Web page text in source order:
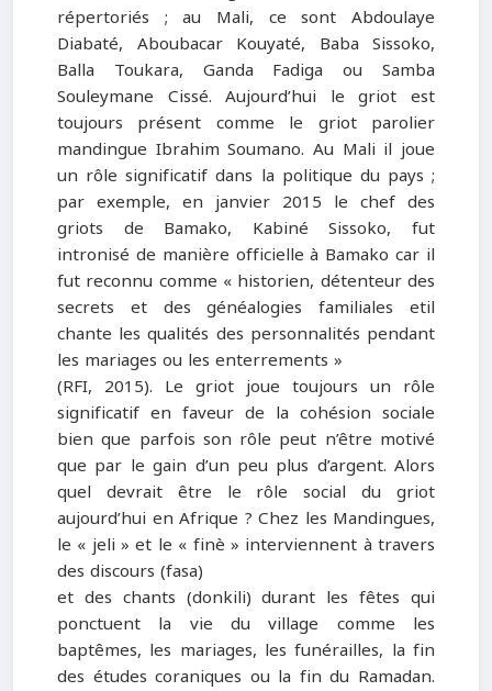
répertoriés ; au Mali, ce sont Abdoulaye
Diabaté, Aboubacar Kouyaté, Baba Sissoko,
Balla Toukara, Ganda Fadiga ou Samba
Souleymane Cissé. Aujourd’hui le griot est
toujours présent comme le griot parolier
mandingue Ibrahim Soumano. Au Mali il joue
un rôle significatif dans la politique du pays ;
par exemple, en janvier 2015 le chef des
griots de Bamako, Kabiné Sissoko, fut
intronisé de manière officielle à Bamako car il
fut reconnu comme « historien, détenteur des
secrets et des généalogies familiales etil
chante les qualités des personnalités pendant
les mariages ou les enterrements »
(RFI, 2015). Le griot joue toujours un rôle
significatif en faveur de la cohésion sociale
bien que parfois son rôle peut n’être motivé
que par le gain d’un peu plus d’argent. Alors
quel devrait être le rôle social du griot
aujourd’hui en Afrique ? Chez les Mandingues,
le « jeli » et le « finè » interviennent à travers
des discours (fasa)
et des chants (donkili) durant les fêtes qui
ponctuent la vie du village comme les
baptêmes, les mariages, les funérailles, la fin
des études coraniques ou la fin du Ramadan.